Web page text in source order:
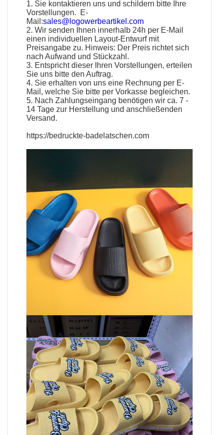
1. Sie kontaktieren uns und schildern bitte Ihre
Vorstellungen. E-
Mail:sales@logowerbeartikel.com
2. Wir senden Ihnen innerhalb 24h per E-Mail
einen individuellen Layout-Entwurf mit
Preisangabe zu. Hinweis: Der Preis richtet sich
nach Aufwand und Stückzahl.
3. Entspricht dieser Ihren Vorstellungen, erteilen
Sie uns bitte den Auftrag.
4. Sie erhalten von uns eine Rechnung per E-
Mail, welche Sie bitte per Vorkasse begleichen.
5. Nach Zahlungseingang benötigen wir ca. 7 -
14 Tage zur Herstellung und anschließenden
Versand.
https://bedruckte-badelatschen.com